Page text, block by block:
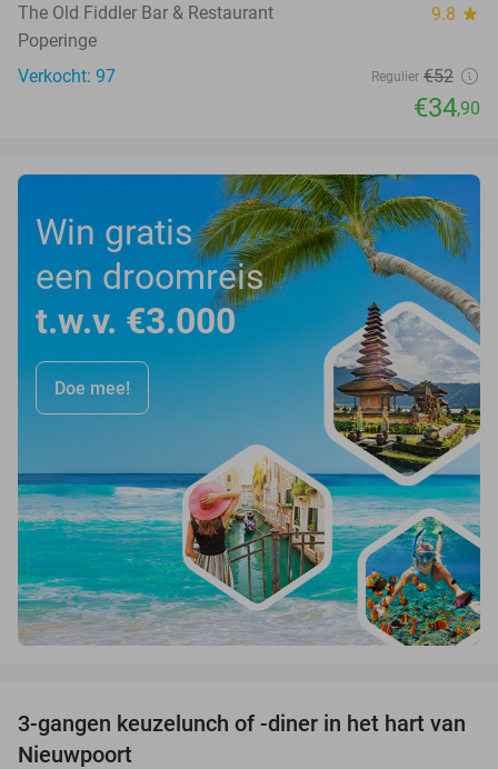
The Old Fiddler Bar & Restaurant 9.8 star
Poperinge
Verkocht: 97
Regulier €52
€34,90
Win gratis
een droomreis
t.w.v. €3.000
Doe mee!
35%
3-gangen keuzelunch of -diner in het hart van
Nieuwpoort